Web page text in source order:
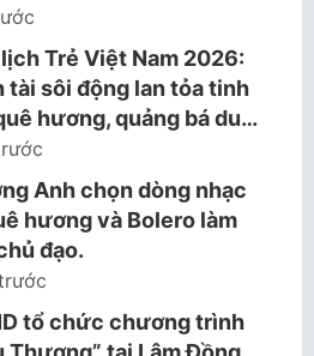
Trẻ Việt Nam 2026:
tài sôi động lan tỏa tinh
hương, quảng bá du…
Anh chọn dòng nhạc
hương và Bolero làm
đạo.
tổ chức chương trình